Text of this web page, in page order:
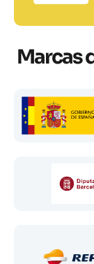
Marcas